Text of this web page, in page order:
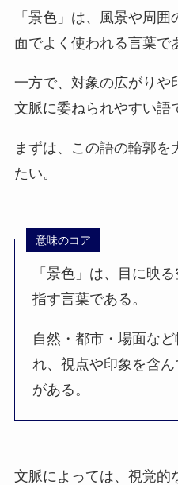
「景色」は、風景や周
面でよく使われる言葉で
一方で、対象の広がりや
文脈に委ねられやすい語
まずは、この語の輪郭を
たい。
意味のコア
「景色」は、目に映
指す言葉である。
自然・都市・場面な
れ、視点や印象を含
がある。
文脈によっては、視覚的